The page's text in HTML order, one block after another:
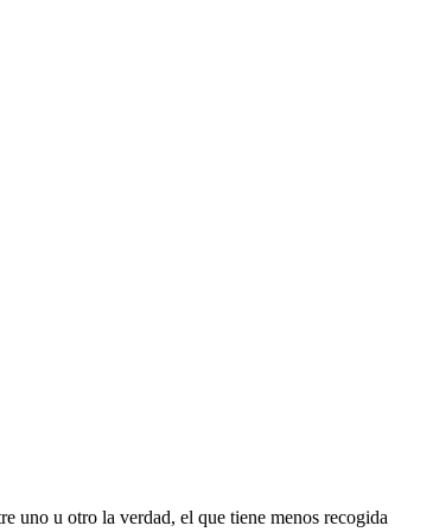
uno u otro la verdad, el que tiene menos recogida